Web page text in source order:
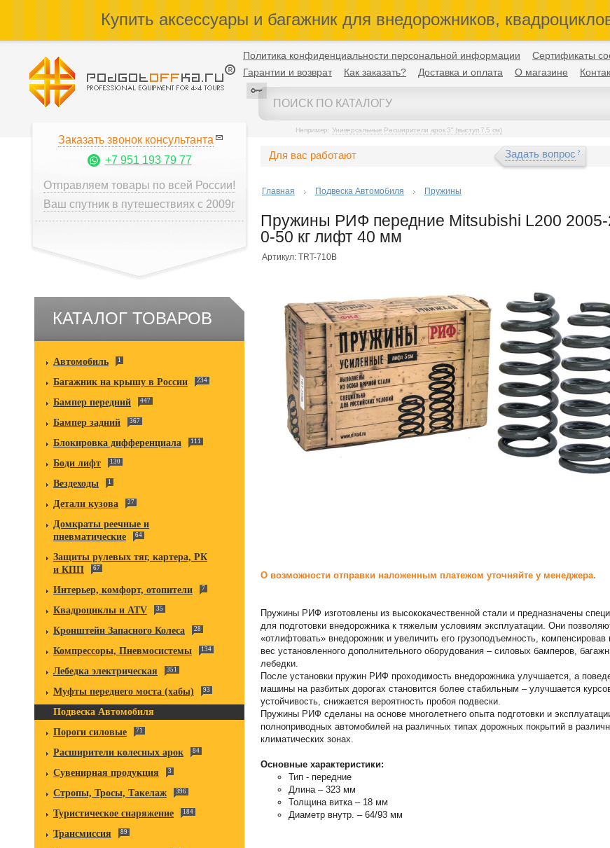
Купить аксессуары и багажник для внедорожников,
Политика конфиденциальности персональной информации
Сертификаты
Гарантии и возврат
Как заказать? Доставка и оплата О магазине
Например: Универсальные Расширители арок 3" (выступ 7,5 см)
Заказать звонок консультанта
+7 951 193 79 77
Отправляем товары по всей России!
Ваш спутник в путешествиях с 2009г
КАТАЛОГ ТОВАРОВ
Автомобиль 1
Багажник на крышу в России 234
Бампер передний 447
Бампер задний 367
Блокировка дифференциала 111
Боди лифт 130
Вездеходы 1
Детали кузова 27
Домкраты реечные и
пневматические
64
Защиты рулевых тяг, картера, РК
и КПП
67
Интерьер, комфорт, отопители 7
Квадроциклы и ATV 35
Кронштейн Запасного Колеса 28
Компрессоры, Пневмосистемы 134
Лебедка электрическая 351
Муфты переднего моста (хабы) 93
Подвеска Автомобиля
Пороги силовые
71
Расширители колесных арок 84
Сувенирная продукция 3
Стропы, Тросы, Такелаж 396
Туристическое снаряжение 184
Трансмиссия 89
Для вас работают Задать вопрос
Главная Подвеска Автомобиля Пружины
Пружины РИФ передние Mitsubishi L200
0-50 кг лифт 40 мм
Артикул: TRT-710B
О возможности отправки наложенным платежом уточняйте у менеджера.
Пружины РИФ изготовлены из высококачественной стали и предназначены
для подготовки внедорожника к тяжелым условиям эксплуатации. Они
«отлифтовать» внедорожник и увеличить его грузоподъемность, компенсировав
вес установленного дополнительного оборудования – силовых бамперов,
лебедки.
После установки пружин РИФ проходимость внедорожника улучшается, а
машины на разбитых дорогах становится более стабильным – улучшается
устойчивость, снижается вероятность пробоя подвески.
Пружины РИФ сделаны на основе многолетнего опыта подготовки и
полноприводных автомобилей на различных типах дорожных покрытий в
климатических зонах.
Основные характеристики:
Тип - передние
Длина – 323 мм
Толщина витка – 18 мм
Диаметр внутр. – 64/93 мм